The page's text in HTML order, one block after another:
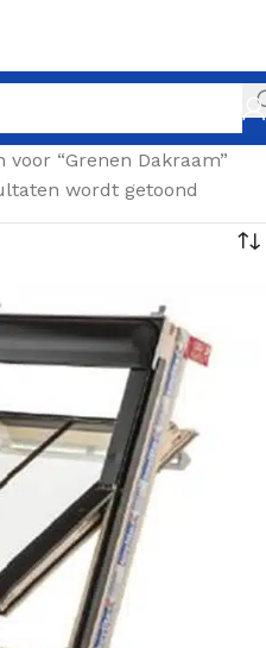
“Grenen Dakraam”
wordt getoond